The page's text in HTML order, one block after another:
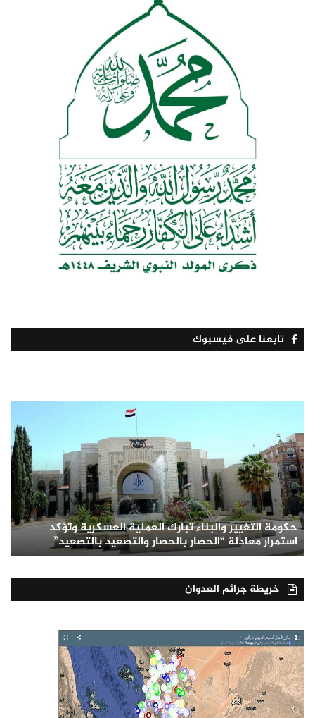
تابعنا على فيسبوك
حكومة التغيير والبناء تبارك العملية العسكرية وتؤكد
استمرار معادلة “الحصار بالحصار والتصعيد بالتصعيد”
خريطة جرائم العدوان